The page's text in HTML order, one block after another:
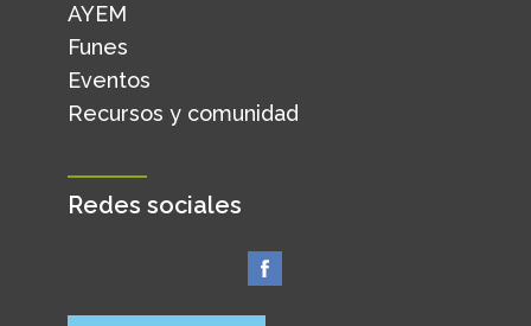
AYEM
Funes
Eventos
Recursos y comunidad
Redes sociales